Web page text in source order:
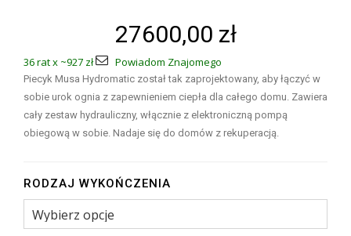
27600,00 zł
36 rat x ~927 zł
Piecyk Musa Hydromatic został tak zaprojektowany, aby łączyć w
sobie urok ognia z zapewnieniem ciepła dla całego domu. Zawiera
cały zestaw hydrauliczny, włącznie z elektroniczną pompą
obiegową w sobie. Nadaje się do domów z rekuperacją.
RODZAJ WYKOŃCZENIA
Powiadom Znajomego